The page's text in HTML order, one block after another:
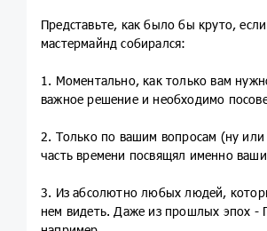
Представьте, как было бы круто,
мастермайнд собирался:
1. Моментально, как только вам
важное решение и необходимо
2. Только по вашим вопросам (ну
часть времени посвящял именно
3. Из абсолютно любых людей,
нем видеть. Даже из прошлых эпох -